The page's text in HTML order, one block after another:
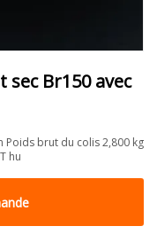
Br150 avec
Poids brut du colis 2,800 kg
hu